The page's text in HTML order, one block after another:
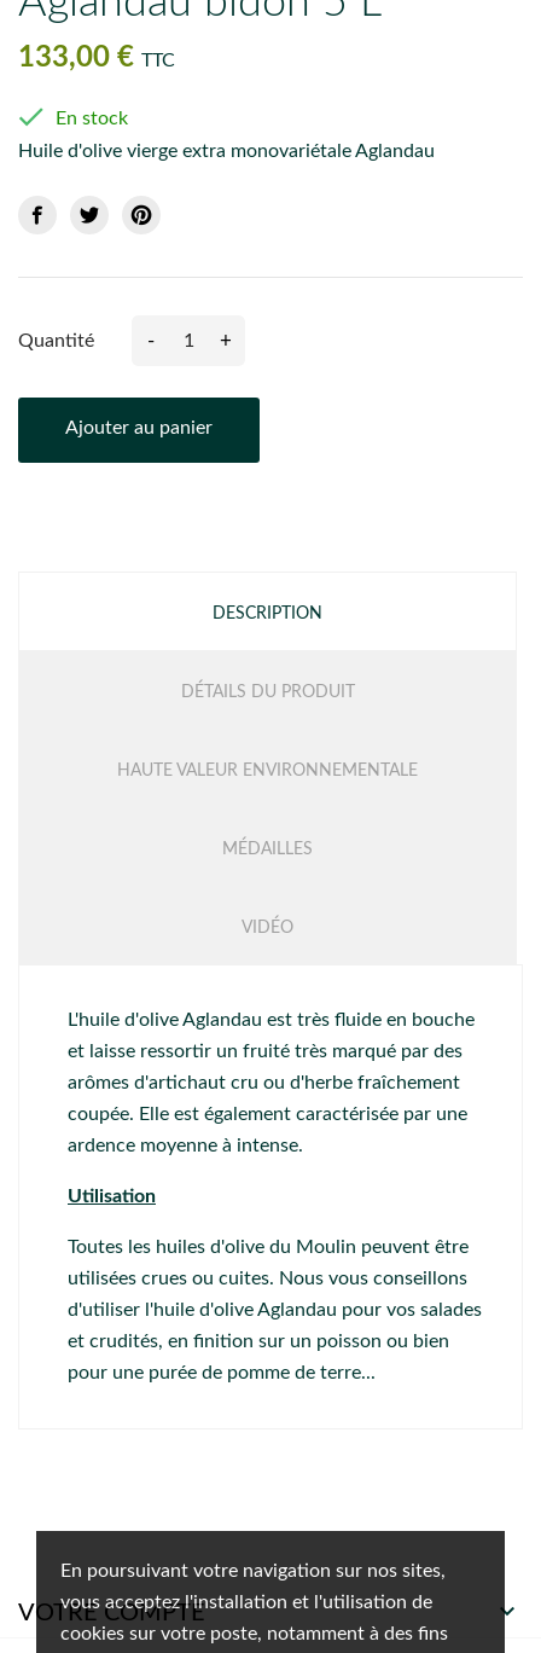
En poursuivant votre navigation sur nos sites,
vous acceptez l'installation et l'utilisation de
cookies sur votre poste, notamment à des fins
133,00 € TTC

En stock
Huile d'olive vierge extra monovariétale Aglandau
Quantité - +
Ajouter au panier
DESCRIPTION
DÉTAILS DU PRODUIT
HAUTE VALEUR ENVIRONNEMENTALE
MÉDAILLES
VIDÉO
L'huile d'olive Aglandau est très fluide en bouche
et laisse ressortir un fruité très marqué par des
arômes d'artichaut cru ou d'herbe fraîchement
coupée. Elle est également caractérisée par une
ardence moyenne à intense.
Utilisation
Toutes les huiles d'olive du Moulin peuvent être
utilisées crues ou cuites. Nous vous conseillons
d'utiliser l'huile d'olive Aglandau pour vos salades
et crudités, en finition sur un poisson ou bien
pour une purée de pomme de terre...
VOTRE COMPTE 